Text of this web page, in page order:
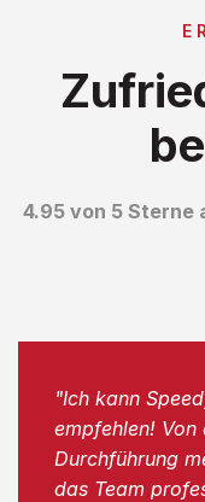
4.95 von 5 Sterne
"Ich kann
empfehlen! Von
Durchführung
das Team